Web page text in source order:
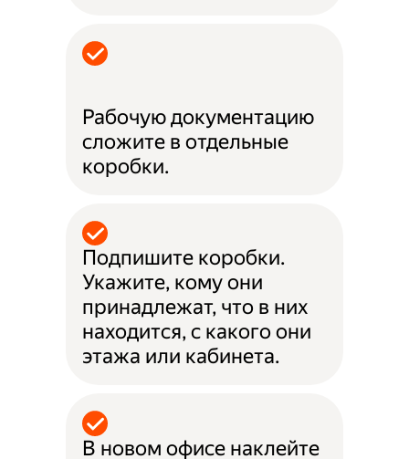
Рабочую документацию
сложите в отдельные
коробки.
Подпишите коробки.
Укажите, кому они
принадлежат, что в них
находится, с какого они
этажа или кабинета.
В новом офисе наклейте